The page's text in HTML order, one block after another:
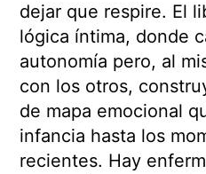
dejar que respire. El
lógica íntima, donde
autonomía pero, al
con los otros,
de mapa emocional
infancia hasta los
recientes. Hay